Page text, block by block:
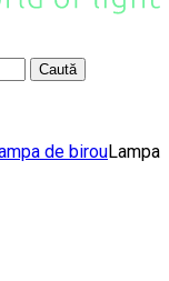
Caută
de birouLampa